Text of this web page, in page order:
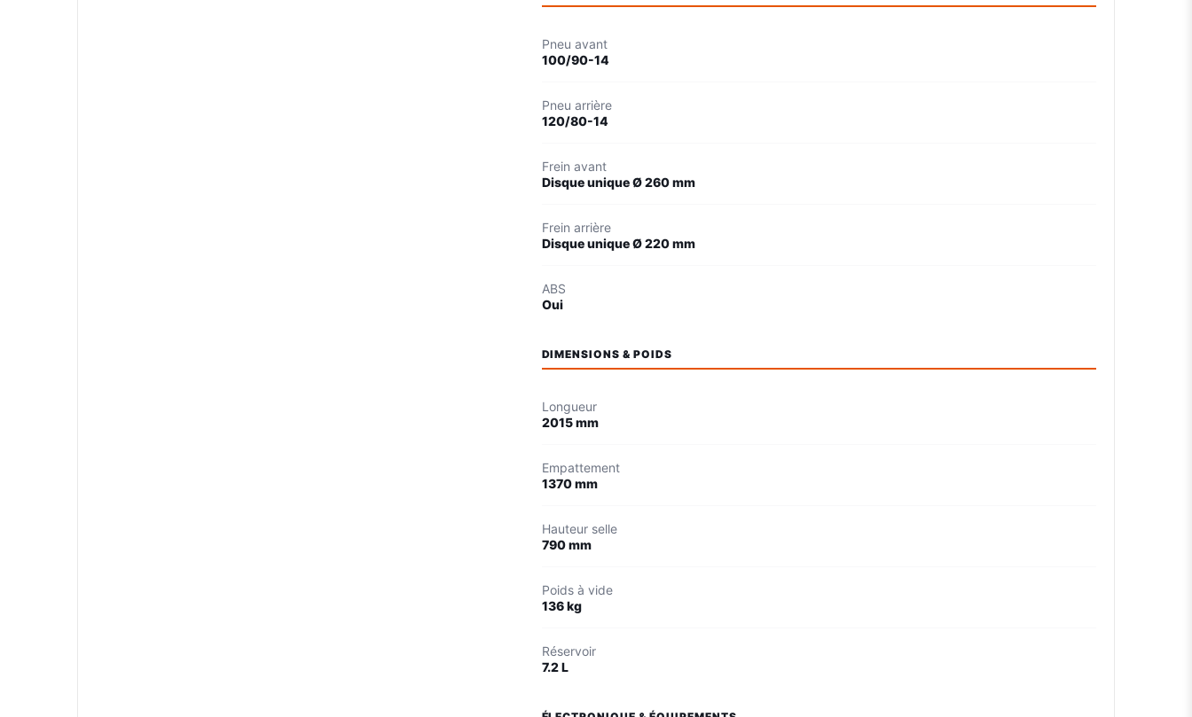
Pneu avant
100/90-14
Pneu arrière
120/80-14
Frein avant
Disque unique Ø 260 mm
Frein arrière
Disque unique Ø 220 mm
ABS
Oui
DIMENSIONS & POIDS
Longueur
2015 mm
Empattement
1370 mm
Hauteur selle
790 mm
Poids à vide
136 kg
Réservoir
7.2 L